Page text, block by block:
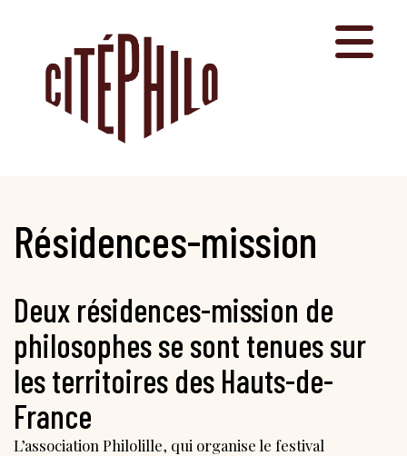
Résidences-mission
Deux résidences-mission de
philosophes se sont tenues sur
les territoires des Hauts-de-
France
L’association Philolille, qui organise le festival